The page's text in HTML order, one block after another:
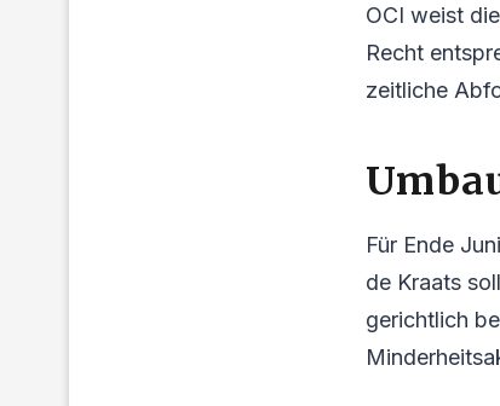
OCI weist
Recht
zeitliche
Für Ende
de Kraats
gerichtlich